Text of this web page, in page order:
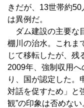
きだが、13世帯約
は異例だ。
ダム建設の主要な
棚川の治水。これま
じて移転したが、残
2009年、強制収用
り、国が認定した。
対話を促すため」と
観”の印象は否めない